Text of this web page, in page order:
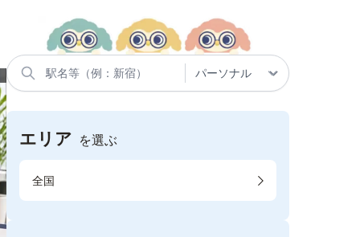
エリア を選ぶ
全国